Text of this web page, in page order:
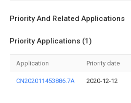
Priority And Related Applications
Priority Applications (1)
Application Priority date
CN202011453886.7A 2020-12-12